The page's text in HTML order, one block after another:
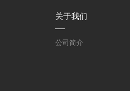
关于我们
公司简介